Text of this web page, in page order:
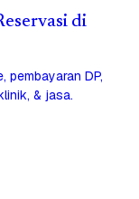
di
pembayaran DP,
& jasa.